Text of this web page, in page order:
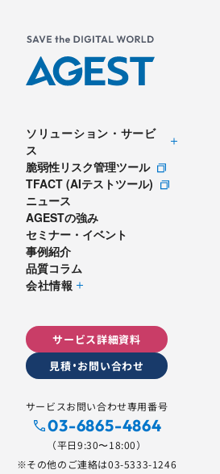
ソリューション・サービ
ス
脆弱性リスク管理ツール
TFACT (AIテストツール)
ニュース
AGESTの強み
セミナー・イベント
事例紹介
品質コラム
会社情報
サービス詳細資料
見積・お問い合わせ
サービスお問い合わせ専用番号
03-6865-4864
（平日9:30〜18:00）
※その他のご連絡は03-5333-1246